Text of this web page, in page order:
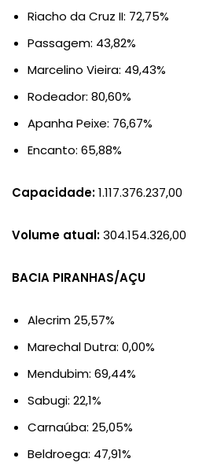
Riacho da Cruz II: 72,75%
Passagem: 43,82%
Marcelino Vieira: 49,43%
Rodeador: 80,60%
Apanha Peixe: 76,67%
Encanto: 65,88%
Capacidade:1.117.376.237,00
Volume atual:304.154.326,00
BACIA PIRANHAS/AÇU
Alecrim 25,57%
Marechal Dutra: 0,00%
Mendubim: 69,44%
Sabugi: 22,1%
Carnaúba: 25,05%
Beldroega: 47,91%